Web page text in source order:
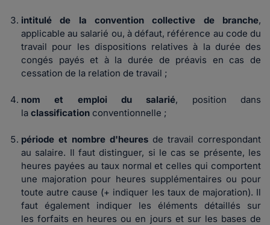
intitulé de la convention collective de branche,
applicable au salarié ou, à défaut, référence au code du
travail pour les dispositions relatives à la durée des
congés payés et à la durée de préavis en cas de
cessation de la relation de travail ;
nom et emploi du salarié, position dans
la classification conventionnelle ;
période et nombre d'heures de travail correspondant
au salaire. Il faut distinguer, si le cas se présente, les
heures payées au taux normal et celles qui comportent
une majoration pour heures supplémentaires ou pour
toute autre cause (+ indiquer les taux de majoration). Il
faut également indiquer les éléments détaillés sur
lesforfaits en heures ou en jours et sur les bases de